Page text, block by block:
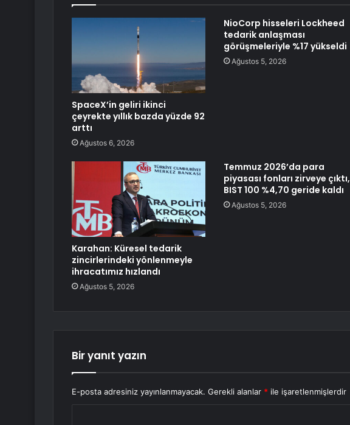
SpaceX’in geliri ikinci
çeyrekte yıllık bazda yüzde 92
arttı
Ağustos 6, 2026
NioCorp hisseleri Lockheed
tedarik anlaşması
görüşmeleriyle %17 yükseldi
Ağustos 5, 2026
Karahan: Küresel tedarik
zincirlerindeki yönlenmeyle
ihracatımız hızlandı
Ağustos 5, 2026
Temmuz 2026’da para
piyasası fonları zirveye çıktı,
BIST 100 %4,70 geride kaldı
Ağustos 5, 2026
Bir yanıt yazın
E-posta adresiniz yayınlanmayacak. Gerekli alanlar * ile işaretlenmişlerdir